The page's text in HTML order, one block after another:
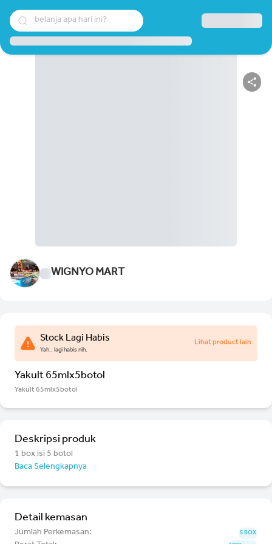
belanja apa hari ini?
WIGNYO MART
Stock Lagi Habis
Yah.. lagi habis nih.
Lihat product lain
Yakult 65mlx5botol
Yakult 65mlx5botol
Deskripsi produk
1 box isi 5 botol
Baca Selengkapnya
Detail kemasan
Jumlah Perkemasan: 5 BOX